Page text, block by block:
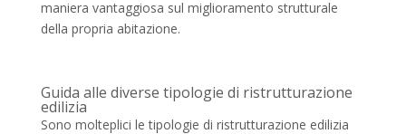
maniera vantaggiosa sul miglioramento strutturale
della propria abitazione.
Guida alle diverse tipologie di ristrutturazione
edilizia
Sono molteplici le tipologie di ristrutturazione edilizia